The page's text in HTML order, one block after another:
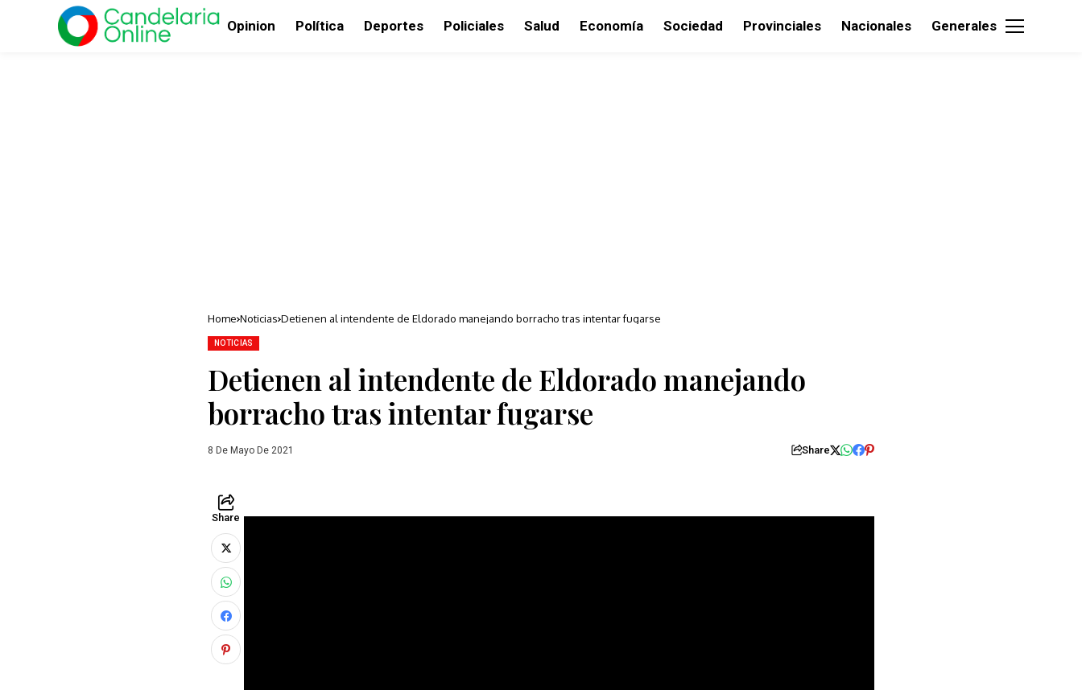
Opinion Política Deportes Policiales Salud Economía Sociedad Provinciales Nacionales Generales
Home Noticias Detienen al intendente de Eldorado manejando borracho tras intentar fugarse
NOTICIAS
Detienen al intendente de Eldorado manejando
borracho tras intentar fugarse
8 De Mayo De 2021 Share
Share